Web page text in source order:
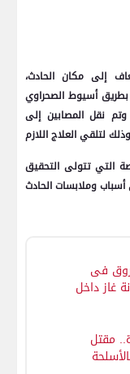
إلى مكان الحادث،
بطريق أسيوط الصحراوي
عن إصابة 5 أشخاص ، وتم نقل المصابين إلى
التي تتولى التحقيق
بحروق فى
غاز داخل
مقتل